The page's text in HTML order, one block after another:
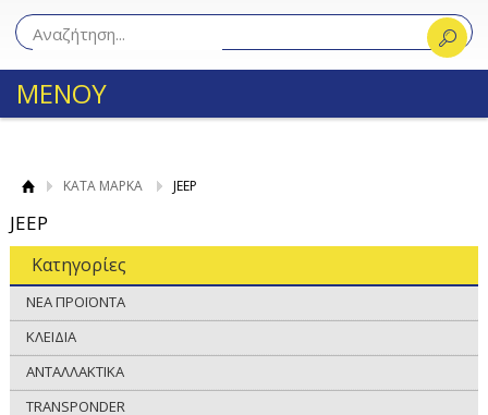
ΜΕΝΟΥ
ΚΑΤΑ ΜΑΡΚΑ JEEP
JEEP
Κατηγορίες
ΝΕΑ ΠΡΟΪΟΝΤΑ
ΚΛΕΙΔΙΑ
ΑΝΤΑΛΛΑΚΤΙΚΑ
TRANSPONDER